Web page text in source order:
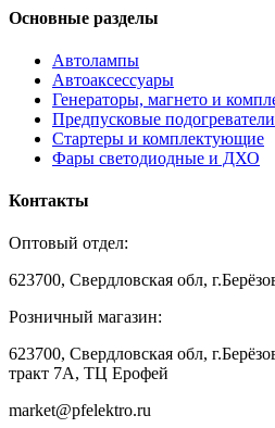
Основные разделы
Автолампы
Автоаксессуары
Генераторы, магнето и
Предпусковые подогреватели
Стартеры и комплектующие
Фары светодиодные и ДХО
Контакты
Оптовый отдел:
623700, Свердловская обл,
Розничный магазин:
623700, Свердловская обл,
тракт 7А, ТЦ Ерофей
market@pfelektro.ru